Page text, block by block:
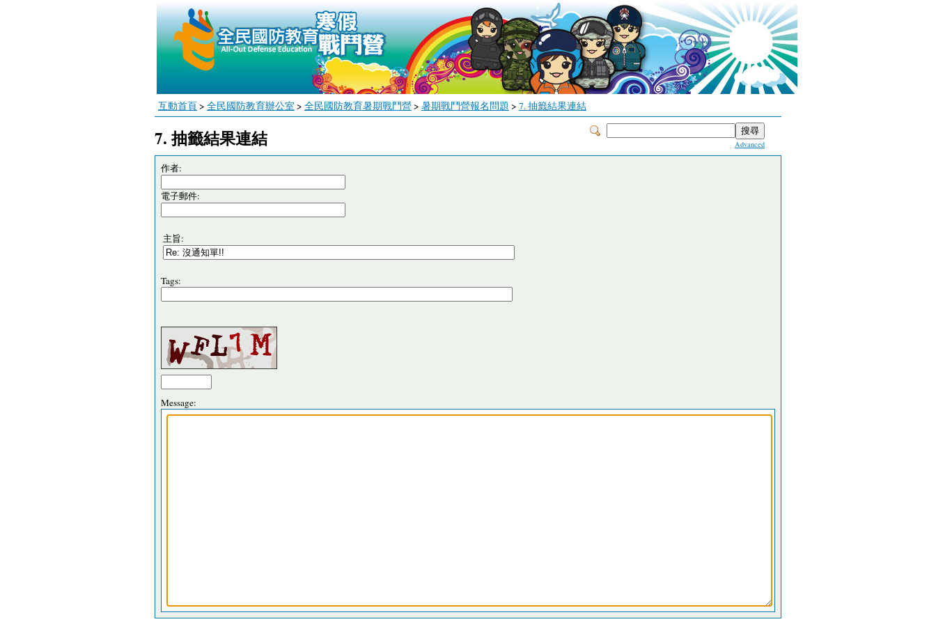
互動首頁> 全民國防教育辦公室 > 全民國防教育暑期戰鬥營> 暑期戰鬥營報名問題 > 7. 抽籤結果連結
Advanced
7. 抽籤結果連結
作者:
電子郵件:
主旨:
Tags:
Message: